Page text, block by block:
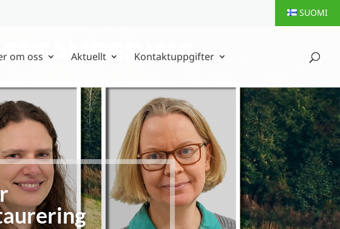
SUOMI
om oss Aktuellt Kontaktuppgifter